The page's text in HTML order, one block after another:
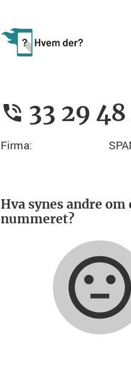
33 29
Firma:
Hva synes andre om
nummeret?